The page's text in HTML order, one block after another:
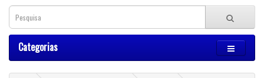
Categorias